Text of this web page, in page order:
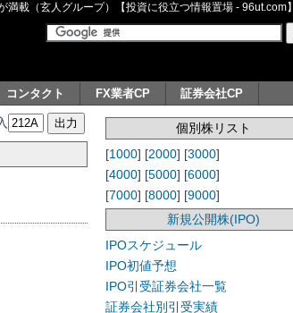
載（玄人グループ）【投資に役立つ情報置場 - 96ut.com】
コンタクト FX業者CP 証券会社CP
個別株リスト
[1000] [2000] [3000]
[4000] [5000] [6000]
[7000] [8000] [9000]
新規公開株(IPO)
IPOスケジュール
IPO初値予想
IPO引受証券会社一覧
証券会社別引受実績